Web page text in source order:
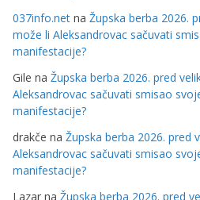
037info.net na Župska berba 2026.
može li Aleksandrovac sačuvati
manifestacije?
Gile na Župska berba 2026. pred
Aleksandrovac sačuvati smisao
manifestacije?
drakče na Župska berba 2026. pred
Aleksandrovac sačuvati smisao
manifestacije?
Lazar na Župska berba 2026. pred